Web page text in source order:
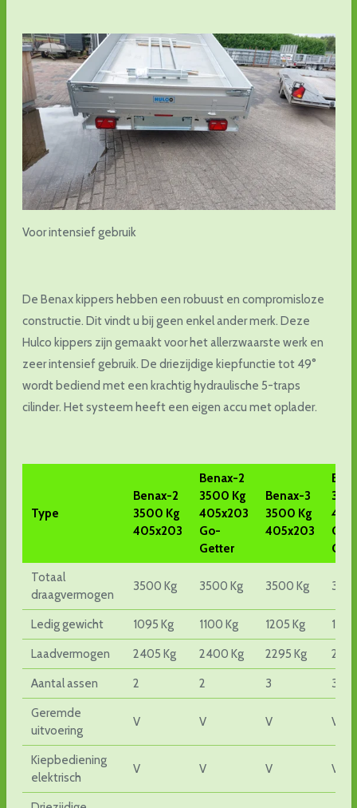
Voor intensief gebruik
De Benax kippers hebben een robuust en compromisloze
constructie. Dit vindt u bij geen enkel ander merk. Deze
Hulco kippers zijn gemaakt voor het allerzwaarste werk en
zeer intensief gebruik. De driezijdige kiepfunctie tot 49°
wordt bediend met een krachtig hydraulische 5-traps
cilinder. Het systeem heeft een eigen accu met oplader.
Type
Benax-2
3500 Kg
405x203
Benax-2
3500 Kg
405x203
Go-
Getter
Benax-3
3500 Kg
405x203
Go-
Totaal
draagvermogen
3500 Kg 3500 Kg 3500 Kg
Ledig gewicht 1095 Kg 1100 Kg 1205 Kg 1215
Laadvermogen 2405 Kg 2400 Kg 2295 Kg
Aantal assen 2 2 3 3
Geremde
uitvoering
V V V V
Kiepbediening
elektrisch
V V V V